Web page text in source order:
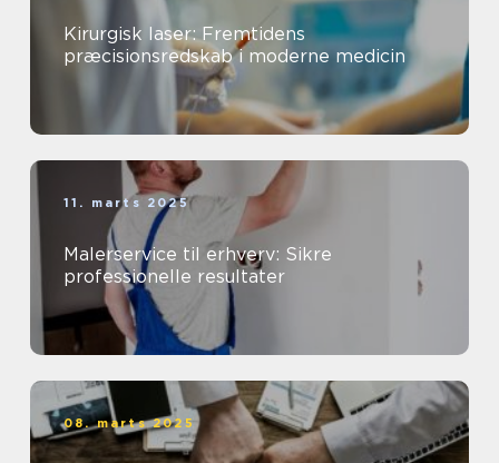
Kirurgisk laser: Fremtidens
præcisionsredskab i moderne medicin
11. marts 2025
Malerservice til erhverv: Sikre
professionelle resultater
08. marts 2025